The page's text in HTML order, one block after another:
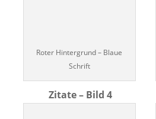
Roter Hintergrund – Blaue
Schrift
Zitate – Bild 4